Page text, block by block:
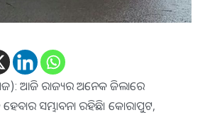
ଆଜି ରାଜ୍ୟର ଅନେକ ଜିଲାରେ
ସମ୍ଭାବନା ରହିଛି। କୋରାପୁଟ,